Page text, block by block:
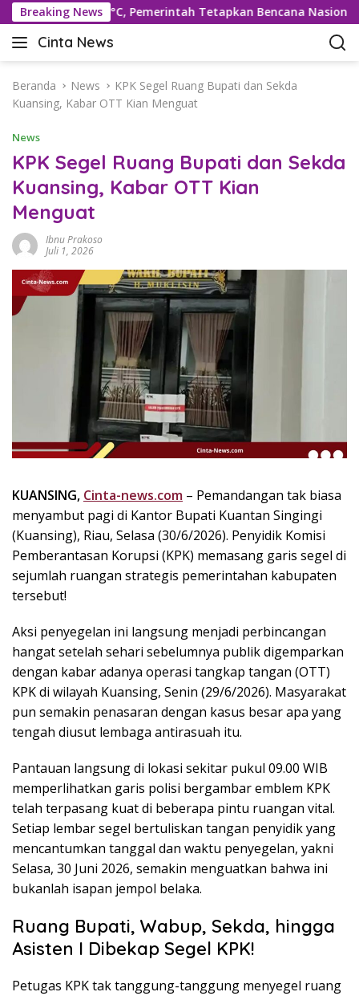
a
Breaking News
42,5°C, Pemerintah Tetapkan Bencana Nasional
Cinta News
C
n
t
N
e
w
s
–
a
a
r
,
P
n
h
I
n
s
p
a
s
Beranda News
KPK Segel Ruang Bupati dan Sekda
Kuansing, Kabar OTT Kian Menguat
News
KPK Segel Ruang Bupati dan Sekda
Kuansing, Kabar OTT Kian
Menguat
Ibnu Prakoso
Juli 1, 2026
KUANSING, Cinta-news.com – Pemandangan tak biasa
menyambut pagi di Kantor Bupati Kuantan Singingi
(Kuansing), Riau, Selasa (30/6/2026). Penyidik Komisi
Pemberantasan Korupsi (KPK) memasang garis segel di
sejumlah ruangan strategis pemerintahan kabupaten
tersebut!
Aksi penyegelan ini langsung menjadi perbincangan
hangat setelah sehari sebelumnya publik digemparkan
dengan kabar adanya operasi tangkap tangan (OTT)
KPK di wilayah Kuansing, Senin (29/6/2026). Masyarakat
pun semakin penasaran dengan kasus besar apa yang
tengah diusut lembaga antirasuah itu.
Pantauan langsung di lokasi sekitar pukul 09.00 WIB
memperlihatkan garis polisi bergambar emblem KPK
telah terpasang kuat di beberapa pintu ruangan vital.
Setiap lembar segel bertuliskan tangan penyidik yang
mencantumkan tanggal dan waktu penyegelan, yakni
Selasa, 30 Juni 2026, semakin menguatkan bahwa ini
bukanlah isapan jempol belaka.
Ruang Bupati, Wabup, Sekda, hingga
Asisten I Dibekap Segel KPK!
Petugas KPK tak tanggung-tanggung menyegel ruang